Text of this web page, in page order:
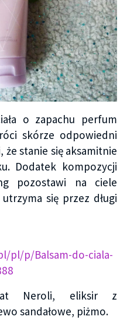
o zapachu perfum
skórze odpowiedni
że stanie się aksamitnie
Dodatek kompozycji
pozostawi na ciele
się przez długi
pl/p/Balsam-do-ciala-
Neroli, eliksir z
sandałowe, piżmo.